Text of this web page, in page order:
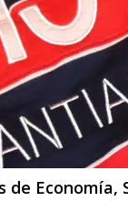
de